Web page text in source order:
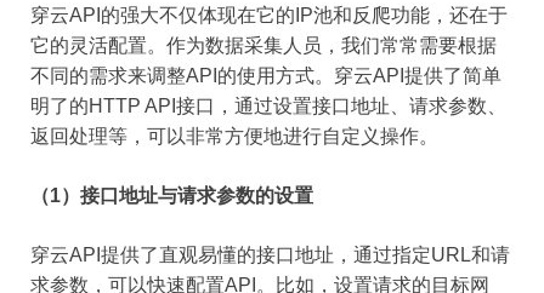
穿云API的强大不仅体现在它的IP池和反爬功能，还在于
它的灵活配置。作为数据采集人员，我们常常需要根据
不同的需求来调整API的使用方式。穿云API提供了简单
明了的HTTP API接口，通过设置接口地址、请求参数、
返回处理等，可以非常方便地进行自定义操作。
（1）接口地址与请求参数的设置
穿云API提供了直观易懂的接口地址，通过指定URL和请
求参数，可以快速配置API。比如，设置请求的目标网